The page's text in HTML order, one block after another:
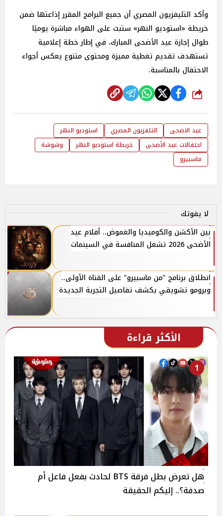
وأكد التليفزيون المصري أن جميع البرامج المقرر إذاعتها ضمن
خريطة «استوديو النهر» ستبث على الهواء مباشرة يوميًا
طوال إجازة عيد الأضحى المبارك، في إطار خطة إعلامية
تستهدف تقديم تغطية مميزة ومحتوى متنوع يعكس أجواء
الاحتفال بالمناسبة.
شارك
عيد الاضحى التلفزيون المصري
استوديو النهر
احتفالات عيد الأضحى
خريطة استوديو النهر
وشوشة
ماسبيرو
لا يفوتك
بين الأكشن والكوميديا والغموض.. أفلام عيد
الأضحى 2026 تشعل المنافسة في السينمات
انطلاق برنامج "من ماسبيرو" على القناة الأولى..
وبرومو تشويقي يكشف تفاصيل التجربة الجديدة
الأكثر قراءة
1
هل تعرض بطل فرقة BTS لحادث بفعل فاعل أم
صدفة؟.. إليكم الحقيقة